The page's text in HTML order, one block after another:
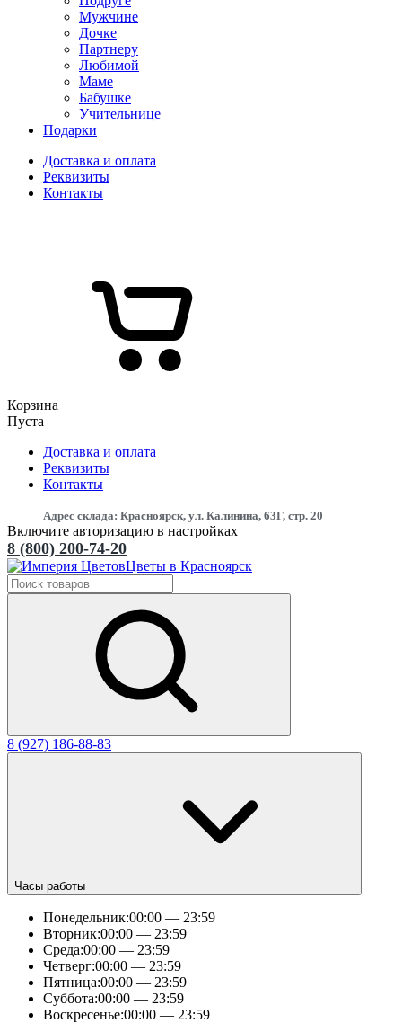
Мужчине
Дочке
Партнеру
Любимой
Маме
Бабушке
Учительнице
Подарки
Доставка и оплата
Реквизиты
Контакты
Корзина
Пуста
Доставка и оплата
Реквизиты
Контакты
Адрес склада: Красноярск, ул. Калинина, 63Г, стр. 20
Включите авторизацию в настройках
8 (800) 200-74-20
Цветы в Красноярск
8 (927) 186-88-83
Часы работы
Понедельник:00:00 — 23:59
Вторник:00:00 — 23:59
Среда:00:00 — 23:59
Четверг:00:00 — 23:59
Пятница:00:00 — 23:59
Суббота:00:00 — 23:59
Воскресенье:00:00 — 23:59